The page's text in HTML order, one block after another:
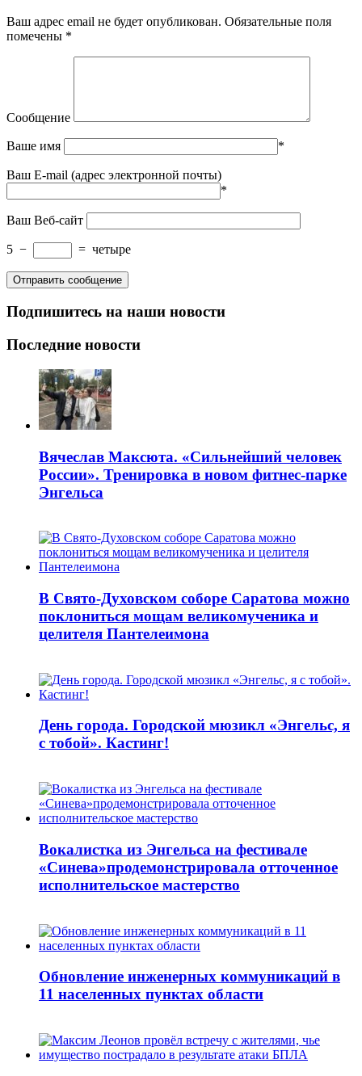
Ваш адрес email не будет опубликован. Обязательные поля
помечены *
Сообщение
Ваше имя *
Ваш E-mail (адрес электронной почты)
*
Ваш Веб-сайт
5 − = четыре
Подпишитесь на наши новости
Последние новости
Вячеслав Максюта. «Сильнейший человек
России». Тренировка в новом фитнес-парке
Энгельса
В Свято-Духовском соборе Саратова можно
поклониться мощам великомученика и
целителя Пантелеимона
День города. Городской мюзикл «Энгельс, я
с тобой». Кастинг!
Вокалистка из Энгельса на фестивале
«Синева»продемонстрировала отточенное
исполнительское мастерство
Обновление инженерных коммуникаций в
11 населенных пунктах области